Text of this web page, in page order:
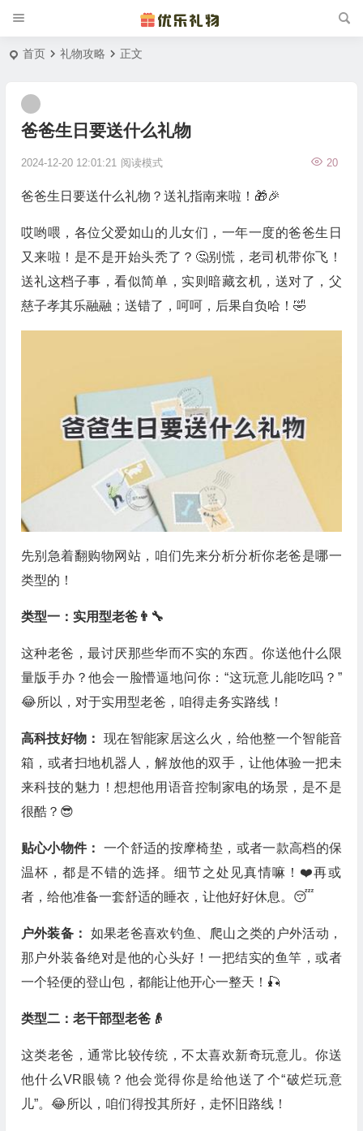
首页 礼物攻略 正文
爸爸生日要送什么礼物
2024-12-20 12:01:21 20
阅读模式
爸爸生日要送什么礼物？送礼指南来啦！🎁🎉
哎哟喂，各位父爱如山的儿女们，一年一度的爸爸生日
又来啦！是不是开始头秃了？🤔别慌，老司机带你飞！
送礼这档子事，看似简单，实则暗藏玄机，送对了，父
慈子孝其乐融融；送错了，呵呵，后果自负哈！🤣
先别急着翻购物网站，咱们先来分析分析你老爸是哪一
类型的！
类型一：实用型老爸👨‍🔧
这种老爸，最讨厌那些华而不实的东西。你送他什么限
量版手办？他会一脸懵逼地问你：“这玩意儿能吃吗？”
😂所以，对于实用型老爸，咱得走务实路线！
高科技好物：现在智能家居这么火，给他整一个智能音
箱，或者扫地机器人，解放他的双手，让他体验一把未
来科技的魅力！想想他用语音控制家电的场景，是不是
很酷？😎
贴心小物件：一个舒适的按摩椅垫，或者一款高档的保
温杯，都是不错的选择。细节之处见真情嘛！❤️再或
者，给他准备一套舒适的睡衣，让他好好休息。😴
户外装备： 如果老爸喜欢钓鱼、爬山之类的户外活动，
那户外装备绝对是他的心头好！一把结实的鱼竿，或者
一个轻便的登山包，都能让他开心一整天！🎣
类型二：老干部型老爸👴
这类老爸，通常比较传统，不太喜欢新奇玩意儿。你送
他什么VR眼镜？他会觉得你是给他送了个“破烂玩意
儿”。😂所以，咱们得投其所好，走怀旧路线！